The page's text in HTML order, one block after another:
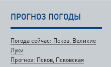
ПРОГНОЗ ПОГОДЫ
Погода сейчас: Псков, Великие
Луки
Прогноз: Псков, Псковская